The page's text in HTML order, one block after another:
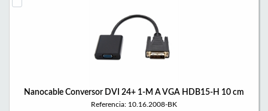
Nanocable Conversor DVI 24+ 1-M A VGA HDB15-H 10 cm
Referencia: 10.16.2008-BK